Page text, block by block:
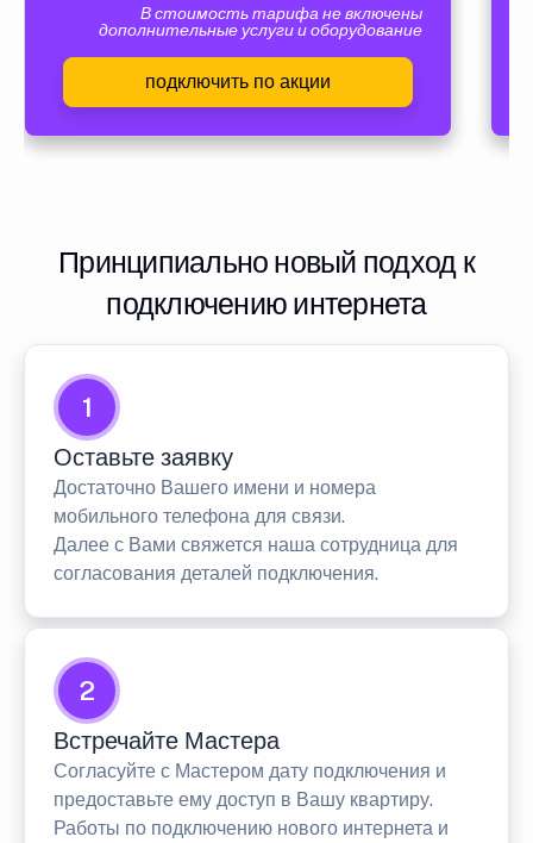
В стоимость тарифа не включены
дополнительные услуги и оборудование
подключить по акции
Принципиально новый подход к
подключению интернета
1
Оставьте заявку
Достаточно Вашего имени и номера
мобильного телефона для связи.
Далее с Вами свяжется наша сотрудница для
согласования деталей подключения.
2
Встречайте Мастера
Согласуйте с Мастером дату подключения и
предоставьте ему доступ в Вашу квартиру.
Работы по подключению нового интернета и